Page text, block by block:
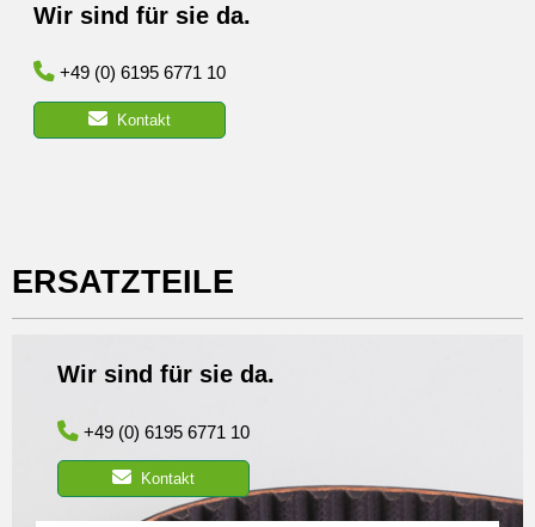
Wir sind für sie da.
+49 (0) 6195 6771 10
Kontakt
ERSATZTEILE
Wir sind für sie da.
+49 (0) 6195 6771 10
Kontakt